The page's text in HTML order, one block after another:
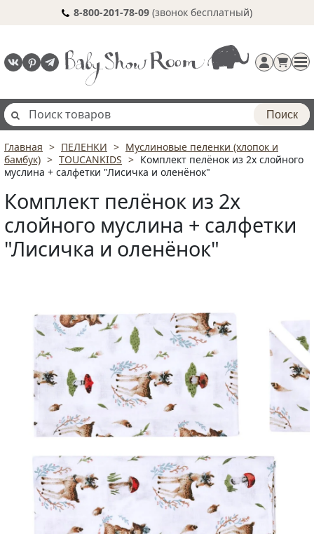
8-800-201-78-09 (звонок бесплатный)
Регистрация
Поиск
Главная ПЕЛЕНКИ
Муслиновые пеленки (хлопок и
бамбук)
TOUCANKIDS
Комплект пелёнок из 2х слойного
муслина + салфетки "Лисичка и оленёнок"
Комплект пелёнок из 2х
слойного муслина + салфетки
"Лисичка и оленёнок"